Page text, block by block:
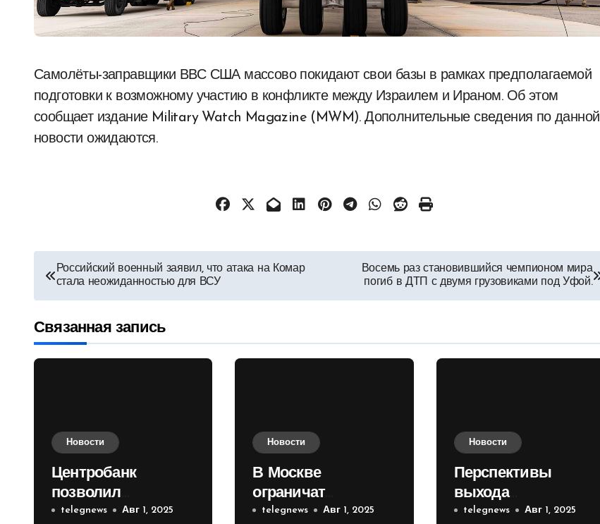
Самолёты-заправщики ВВС США массово покидают свои базы в рамках предполагаемой
подготовки к возможному участию в конфликте между Израилем и Ираном. Об этом
сообщает издание Military Watch Magazine (MWM). Дополнительные сведения по данной
новости ожидаются.
Навигация
по
записям
Российский военный заявил, что атака на Комар
стала неожиданностью для ВСУ
Восемь раз становившийся чемпионом мира
погиб в ДТП с двумя грузовиками под Уфой.
Связанная запись
Новости
Центробанк
позволил
инвесторам из
telegnews Авг 1, 2025
Новости
В Москве
ограничат
движение на
telegnews Авг 1, 2025
Новости
Перспективы
выхода
российских войск к
telegnews Авг 1, 2025